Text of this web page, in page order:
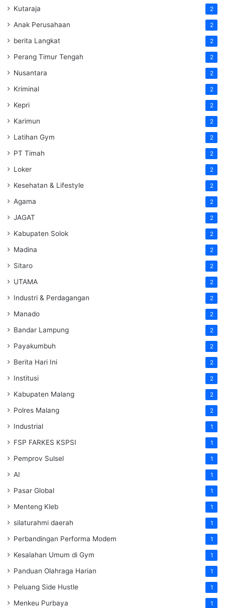
Kutaraja 2
Anak Perusahaan 2
berita Langkat 2
Perang Timur Tengah 2
Nusantara 2
Kriminal 2
Kepri 2
Karimun 2
Latihan Gym 2
PT Timah 2
Loker 2
Kesehatan & Lifestyle 2
Agama 2
JAGAT 2
Kabupaten Solok 2
Madina 2
Sitaro 2
UTAMA 2
Industri & Perdagangan 2
Manado 2
Bandar Lampung 2
Payakumbuh 2
Berita Hari Ini 2
Institusi 2
Kabupaten Malang 2
Polres Malang 2
Industrial 1
FSP FARKES KSPSI 1
Pemprov Sulsel 1
AI 1
Pasar Global 1
Menteng Kleb 1
silaturahmi daerah 1
Perbandingan Performa Modem 1
Kesalahan Umum di Gym 1
Panduan Olahraga Harian 1
Peluang Side Hustle 1
Menkeu Purbaya 1